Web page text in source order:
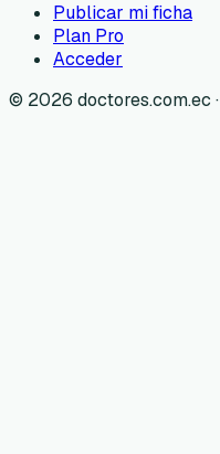
Publicar mi ficha
Plan Pro
Acceder
© 2026 doctores.com.ec